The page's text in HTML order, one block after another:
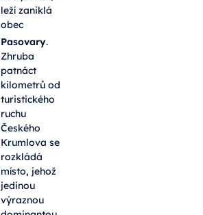
leží zaniklá
obec
Pasovary.
Zhruba
patnáct
kilometrů od
turistického
ruchu
Českého
Krumlova se
rozkládá
místo, jehož
jedinou
výraznou